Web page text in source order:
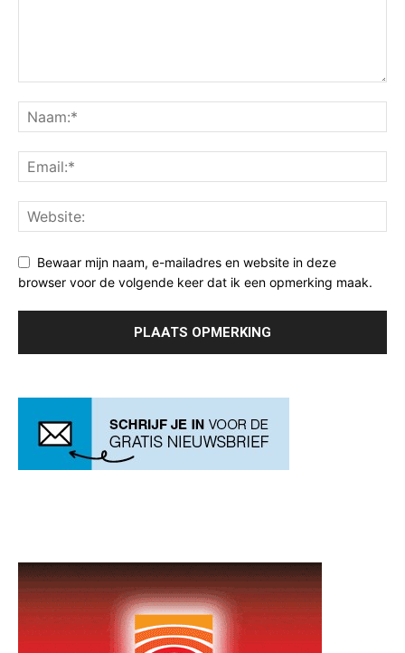
Bewaar mijn naam, e-mailadres en website in deze
browser voor de volgende keer dat ik een opmerking maak.